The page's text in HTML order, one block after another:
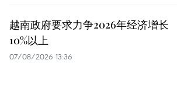
越南政府要求力争2026年经济增长
10%以上
07/08/2026 13:36